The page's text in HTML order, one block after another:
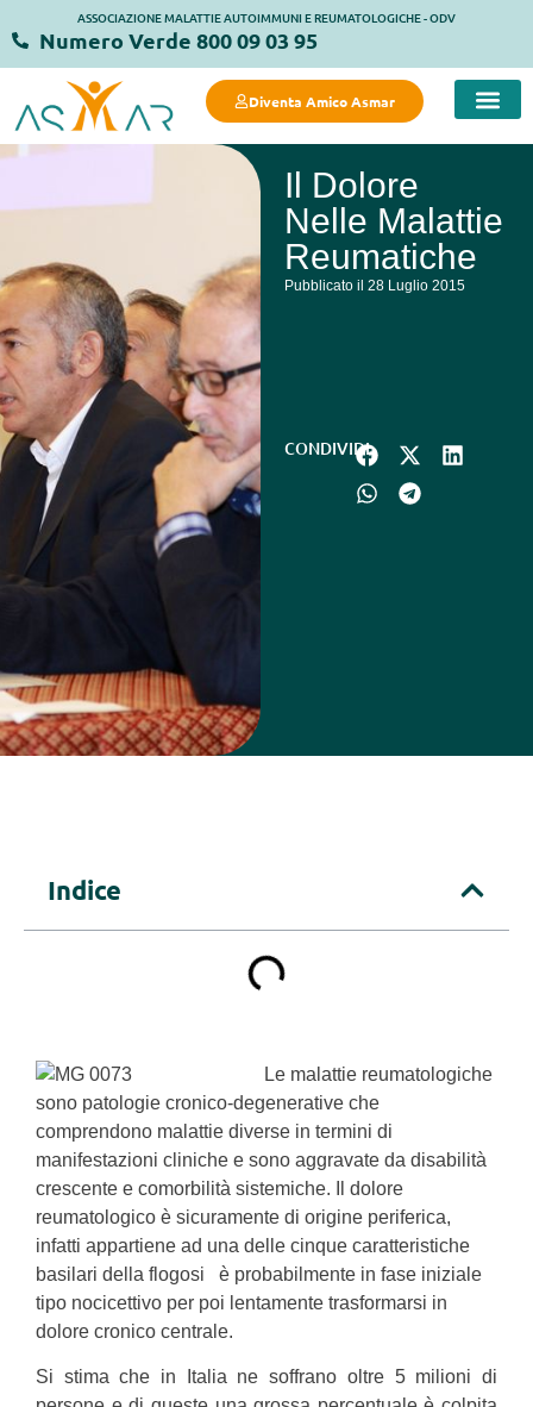
ASSOCIAZIONE MALATTIE AUTOIMMUNI E REUMATOLOGICHE - ODV
Numero Verde 800 09 03 95
Diventa Amico Asmar
Il Dolore
Nelle Malattie
Reumatiche
Pubblicato il 28 Luglio 2015
CONDIVIDI
Indice
Le malattie reumatologiche
sono patologie cronico-degenerative che
comprendono malattie diverse in termini di
manifestazioni cliniche e sono aggravate da disabilità
crescente e comorbilità sistemiche. Il dolore
reumatologico è sicuramente di origine periferica,
infatti appartiene ad una delle cinque caratteristiche
basilari della flogosi è probabilmente in fase iniziale
tipo nocicettivo per poi lentamente trasformarsi in
dolore cronico centrale.
Si stima che in Italia ne soffrano oltre 5 milioni di